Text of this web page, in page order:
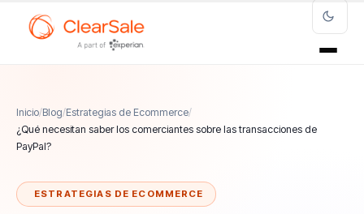
Inicio/Blog/Estrategias de Ecommerce/
¿Qué necesitan saber los comerciantes sobre las transacciones de
PayPal?
ESTRATEGIAS DE ECOMMERCE